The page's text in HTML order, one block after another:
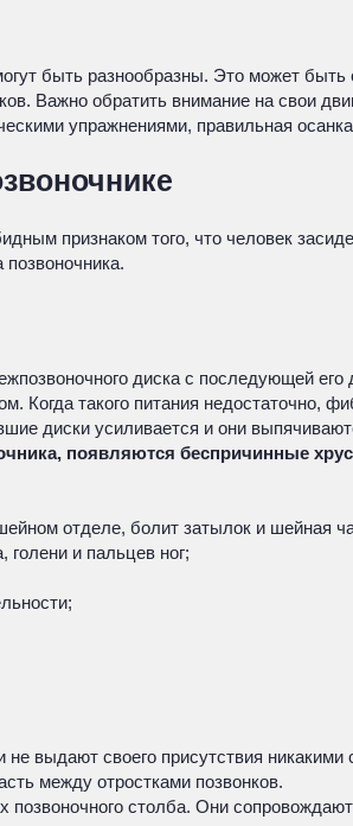
быть разнообразны. Это может
Важно обратить внимание на свои
упражнениями, правильная
признаком того, что человек
диска с последующей
такого питания недостаточно,
диски усиливается и они
появляются беспричинные
отделе, болит затылок и шейная
голени и пальцев ног;
выдают своего присутствия
между отростками позвонков.
столба. Они